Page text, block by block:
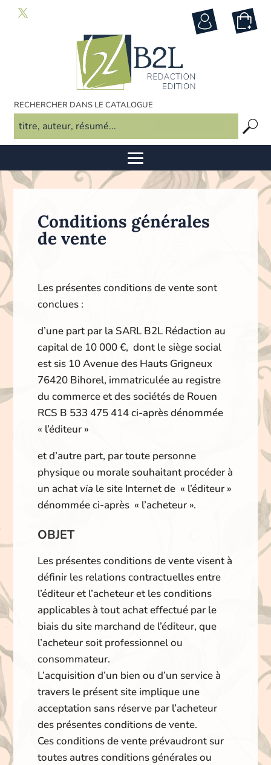
RECHERCHER DANS LE CATALOGUE
Conditions générales
de vente
Les présentes conditions de vente sont
conclues :
d’une part par la SARL B2L Rédaction au
capital de 10 000 €, dont le siège social
est sis 10 Avenue des Hauts Grigneux
76420 Bihorel, immatriculée au registre
du commerce et des sociétés de Rouen
RCS B 533 475 414 ci-après dénommée
« l’éditeur »
et d’autre part, par toute personne
physique ou morale souhaitant procéder à
un achatvia le site Internet de « l’éditeur »
dénommée ci-après « l’acheteur ».
OBJET
Les présentes conditions de vente visent à
définir les relations contractuelles entre
l’éditeur et l’acheteur et les conditions
applicables à tout achat effectué par le
biais du site marchand de l’éditeur, que
l’acheteur soit professionnel ou
consommateur.
L’acquisition d’un bien ou d’un service à
travers le présent site implique une
acceptation sans réserve par l’acheteur
des présentes conditions de vente.
Ces conditions de vente prévaudront sur
toutes autres conditions générales ou